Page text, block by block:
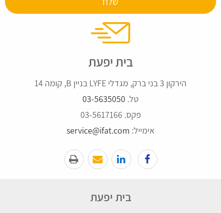
בית יפעת
הירקון 3 בני ברק, מגדלי LYFE בניין B, קומה 14
טל. 03-5635050
פקס. 03-5617166
אימייל: service@ifat.com
בית יפעת